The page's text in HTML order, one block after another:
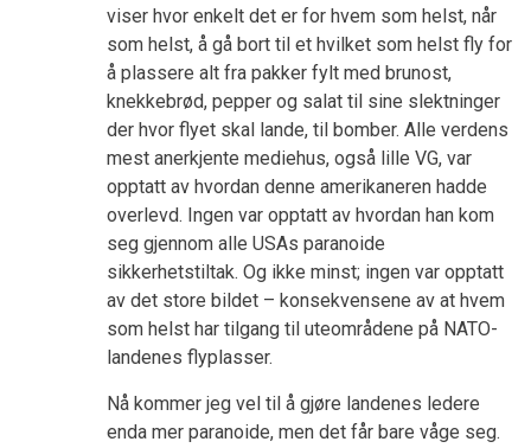
viser hvor enkelt det er for hvem som helst, når
som helst, å gå bort til et hvilket som helst fly for
å plassere alt fra pakker fylt med brunost,
knekkebrød, pepper og salat til sine slektninger
der hvor flyet skal lande, til bomber. Alle verdens
mest anerkjente mediehus, også lille VG, var
opptatt av hvordan denne amerikaneren hadde
overlevd. Ingen var opptatt av hvordan han kom
seg gjennom alle USAs paranoide
sikkerhetstiltak. Og ikke minst; ingen var opptatt
av det store bildet – konsekvensene av at hvem
som helst har tilgang til uteområdene på NATO-
landenes flyplasser.
Nå kommer jeg vel til å gjøre landenes ledere
enda mer paranoide, men det får bare våge seg.